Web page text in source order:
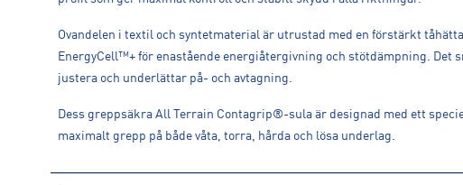
Ovandelen i textil och syntetmaterial är utrustad med en förstärkt
EnergyCell™+ för enastående energiåtergivning och stötdämpning.
justera och underlättar på- och avtagning.
Dess greppsäkra All Terrain Contagrip®-sula är designad med ett
maximalt grepp på både våta, torra, hårda och lösa underlag.